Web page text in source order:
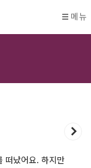
메뉴
떠났어요. 하지만